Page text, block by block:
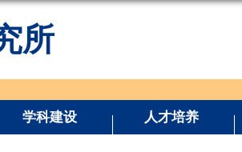
所
学科建设 人才培养